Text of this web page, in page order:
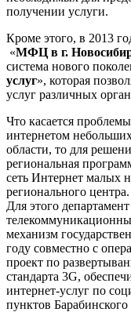
получении услуги.
Кроме этого, в 2013
«МФЦ в г.
система нового
услуг», которая
услуг различных
Что касается
интернетом
области, то для
региональная
сеть Интернет малых
регионального центра.
Для этого
механизм
году совместно с
проект по
стандарта 3G,
интернет-услуг по
пунктов Барабинского